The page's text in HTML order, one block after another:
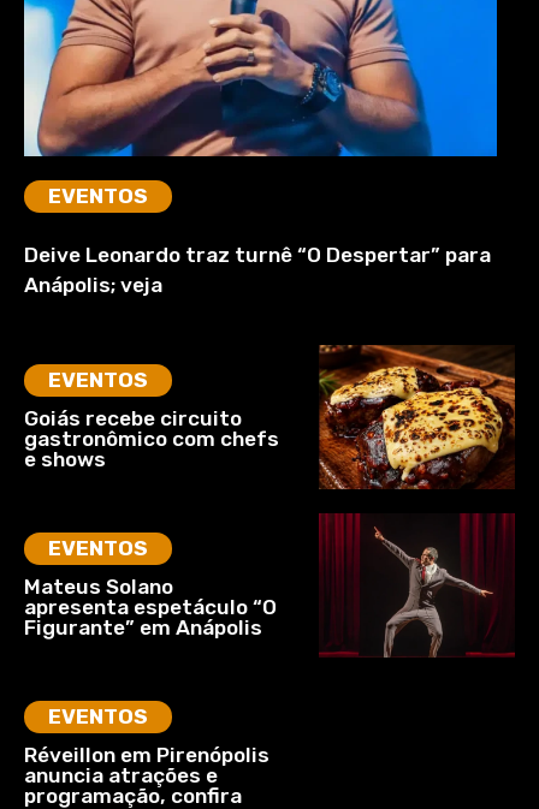
EVENTOS
Deive Leonardo traz turnê “O Despertar” para
Anápolis; veja
EVENTOS
Goiás recebe circuito
gastronômico com chefs
e shows
EVENTOS
Mateus Solano
apresenta espetáculo “O
Figurante” em Anápolis
EVENTOS
Réveillon em Pirenópolis
anuncia atrações e
programação, confira